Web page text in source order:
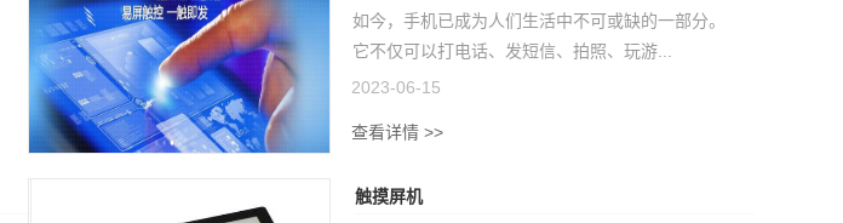
如今，手机已成为人们生活中不可或缺的一部分。
它不仅可以打电话、发短信、拍照、玩游...
2023-06-15
查看详情 >>
触摸屏机